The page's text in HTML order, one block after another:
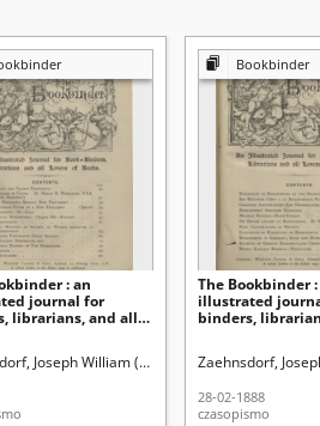
: an
journal for
librarians, and all
Joseph William (1853-1930)
Bookbinder
The Bookbinder :
illustrated
binders,
Zaehnsdorf,
28-02-1888
czasopismo